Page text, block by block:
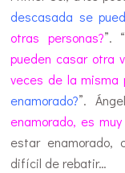
descasada se
otras personas?”. “
pueden casar otra
veces de la misma
enamorado?”.
enamorado, es
estar enamorado,
difícil de rebatir…